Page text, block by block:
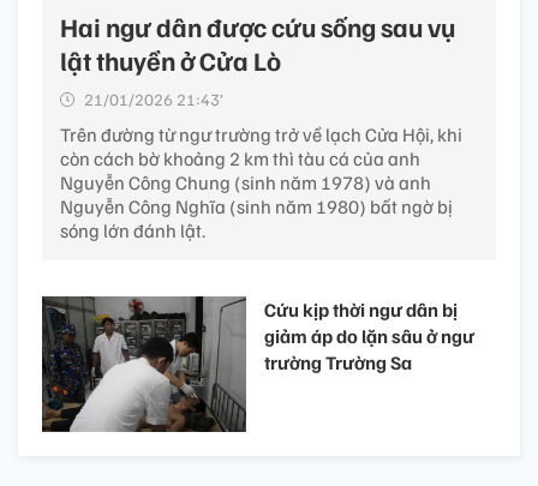
Hai ngư dân được cứu sống sau vụ
lật thuyền ở Cửa Lò
21/01/2026 21:43’
Trên đường từ ngư trường trở về lạch Cửa Hội, khi
còn cách bờ khoảng 2 km thì tàu cá của anh
Nguyễn Công Chung (sinh năm 1978) và anh
Nguyễn Công Nghĩa (sinh năm 1980) bất ngờ bị
sóng lớn đánh lật.
Cứu kịp thời ngư dân bị
giảm áp do lặn sâu ở ngư
trường Trường Sa